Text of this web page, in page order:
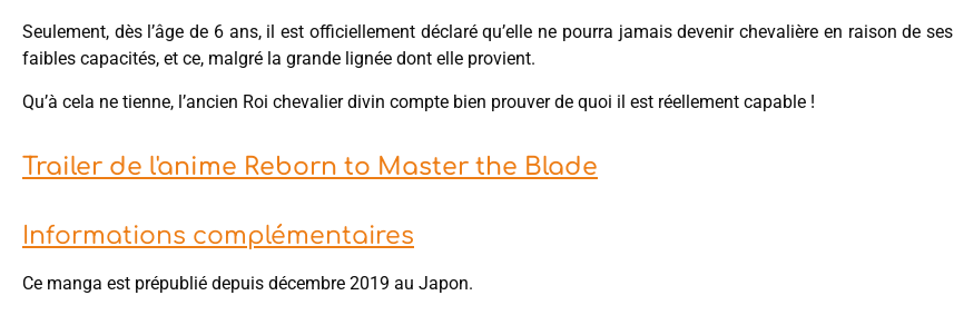
Seulement, dès l’âge de 6 ans, il est officiellement déclaré qu’elle ne pourra jamais devenir chevalière en raison de ses
faibles capacités, et ce, malgré la grande lignée dont elle provient.
Qu’à cela ne tienne, l’ancien Roi chevalier divin compte bien prouver de quoi il est réellement capable !
Trailer de l'anime Reborn to Master the Blade
Informations complémentaires
Ce manga est prépublié depuis décembre 2019 au Japon.